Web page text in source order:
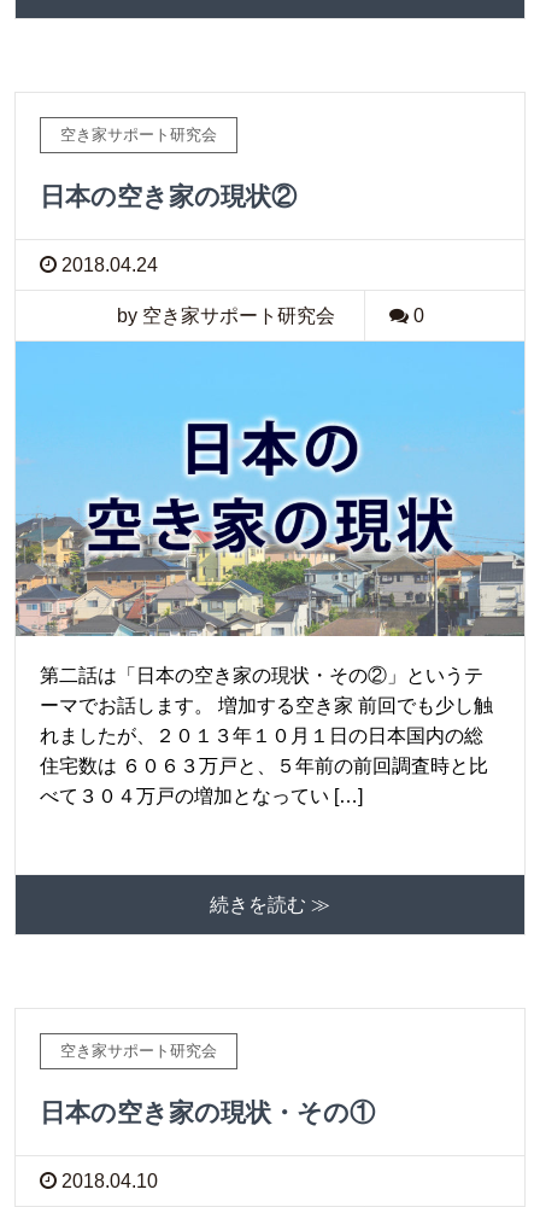
空き家サポート研究会
日本の空き家の現状②
2018.04.24
by 空き家サポート研究会 0
第二話は「日本の空き家の現状・その②」というテ
ーマでお話します。 増加する空き家 前回でも少し触
れましたが、２０１３年１０月１日の日本国内の総
住宅数は ６０６３万戸と、５年前の前回調査時と比
べて３０４万戸の増加となってい […]
続きを読む ≫
空き家サポート研究会
日本の空き家の現状・その①
2018.04.10